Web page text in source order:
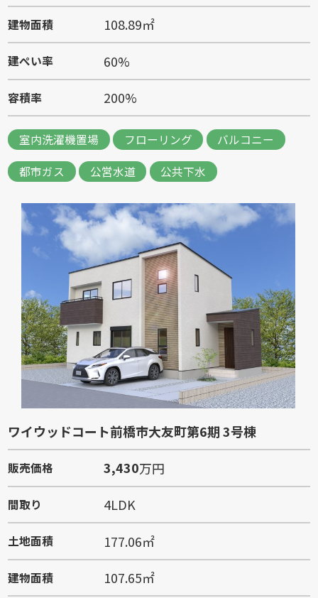
建物面積 108.89㎡
建ぺい率 60%
容積率 200%
室内洗濯機置場 フローリング
バルコニー
都市ガス
公営水道 公共下水
ワイウッドコート前橋市大友町第6期 3号棟
販売価格 3,430万円
間取り 4LDK
土地面積 177.06㎡
建物面積 107.65㎡